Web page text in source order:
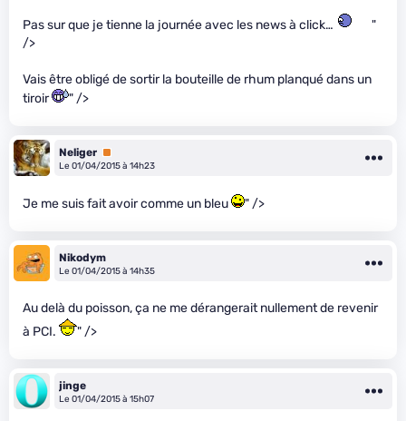
Pas sur que je tienne la journée avec les news à click…
"
/>
Vais être obligé de sortir la bouteille de rhum planqué dans un
tiroir
" />
Neliger Premium
Le 01/04/2015 à 14h23
Je me suis fait avoir comme un bleu " />
Nikodym
Le 01/04/2015 à 14h35
Au delà du poisson, ça ne me dérangerait nullement de revenir
à PCI.
" />
jinge
Le 01/04/2015 à 15h07